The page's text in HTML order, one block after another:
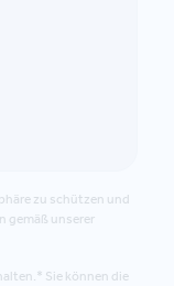
zu schützen und
gemäß unserer
Sie können die